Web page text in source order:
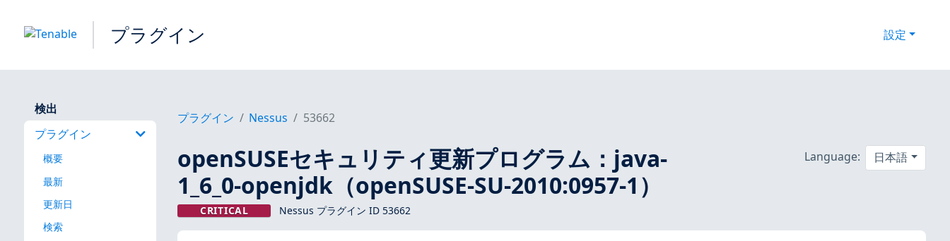
プラグイン 設定
検出
プラグイン
概要
最新
更新日
検索
プラグイン Nessus 53662
openSUSEセキュリティ更新プログラム：java-
1_6_0-openjdk（openSUSE-SU-2010:0957-1）
CRITICAL Nessus プラグイン ID 53662
Language: 日本語